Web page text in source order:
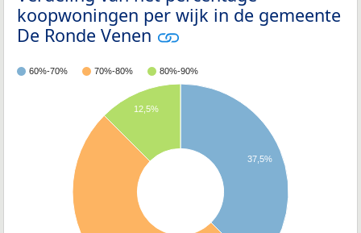
koopwoningen per wijk in de gemeente
De Ronde Venen
60%-70% 70%-80% 80%-90%
37,5%
12,5%